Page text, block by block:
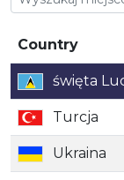
Country
Country
święta
Turcja
Ukraina